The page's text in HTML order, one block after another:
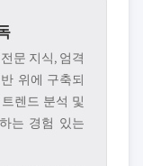
문 지식, 엄격
위에 구축되
렌드 분석 및
는 경험 있는